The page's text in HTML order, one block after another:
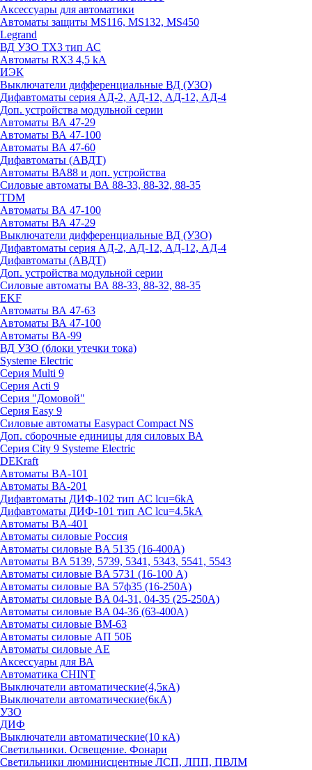
Аксессуары для автоматики
Автоматы защиты MS116, MS132, MS450
Legrand
ВД УЗО TX3 тип АС
Автоматы RX3 4,5 kA
ИЭК
Выключатели дифференциальные ВД (УЗО)
Дифавтоматы серия АД-2, АД-12, АД-12, АД-4
Доп. устройства модульной серии
Автоматы ВА 47-29
Автоматы ВА 47-100
Автоматы ВА 47-60
Дифавтоматы (АВДТ)
Автоматы ВА88 и доп. устройства
Силовые автоматы ВА 88-33, 88-32, 88-35
TDM
Автоматы ВА 47-100
Автоматы ВА 47-29
Выключатели дифференциальные ВД (УЗО)
Дифавтоматы серия АД-2, АД-12, АД-12, АД-4
Дифавтоматы (АВДТ)
Доп. устройства модульной серии
Силовые автоматы ВА 88-33, 88-32, 88-35
EKF
Автоматы ВА 47-63
Автоматы ВА 47-100
Автоматы ВА-99
ВД УЗО (блоки утечки тока)
Systeme Electric
Серия Multi 9
Серия Acti 9
Серия "Домовой"
Серия Easy 9
Силовые автоматы Easypact Compact NS
Доп. сборочные единицы для силовых ВА
Серия City 9 Systeme Electric
DEKraft
Автоматы BA-101
Автоматы ВА-201
Дифавтоматы ДИФ-102 тип АС lcu=6kA
Дифавтоматы ДИФ-101 тип АС lcu=4.5kA
Автоматы BA-401
Автоматы силовые Россия
Автоматы силовые BA 5135 (16-400А)
Автоматы BA 5139, 5739, 5341, 5343, 5541, 5543
Автоматы силовые BA 5731 (16-100 А)
Автоматы силовые ВА 57ф35 (16-250А)
Автоматы силовые BA 04-31, 04-35 (25-250А)
Автоматы силовые BA 04-36 (63-400А)
Автоматы силовые ВМ-63
Автоматы силовые АП 50Б
Автоматы силовые АЕ
Аксессуары для ВА
Автоматика CHINT
Выключатели автоматические(4,5кА)
Выключатели автоматические(6кА)
УЗО
ДИФ
Выключатели автоматические(10 кА)
Светильники. Освещение. Фонари
Светильники люминисцентные ЛСП, ЛПП, ПВЛМ